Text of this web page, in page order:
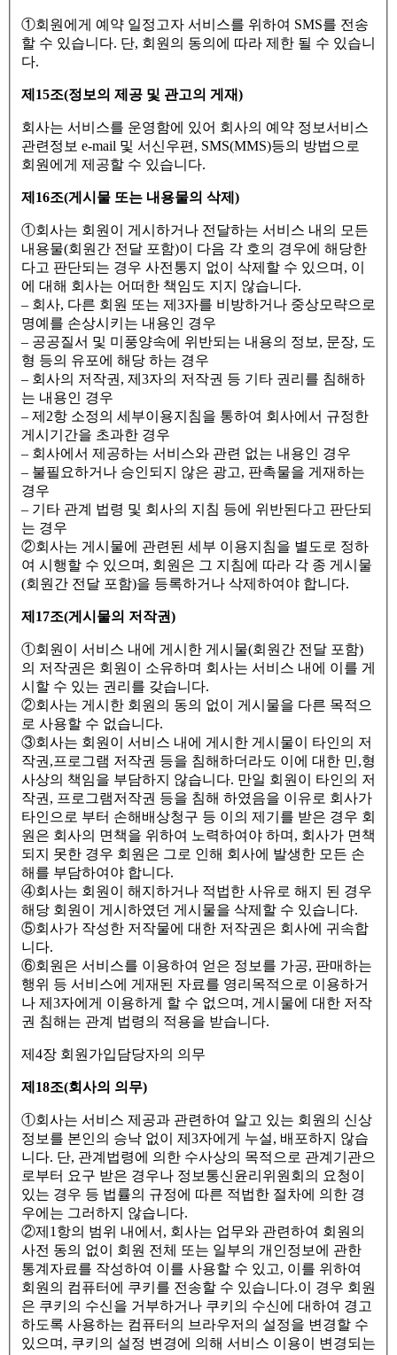
①회원에게 예약 일정고자 서비스를 위하여 SMS를 전송
할 수 있습니다. 단, 회원의 동의에 따라 제한 될 수 있습니
다.
제15조(정보의 제공 및 관고의 게재)
회사는 서비스를 운영함에 있어 회사의 예약 정보서비스
관련정보 e-mail 및 서신우편, SMS(MMS)등의 방법으로
회원에게 제공할 수 있습니다.
제16조(게시물 또는 내용물의 삭제)
①회사는 회원이 게시하거나 전달하는 서비스 내의 모든
내용물(회원간 전달 포함)이 다음 각 호의 경우에 해당한
다고 판단되는 경우 사전통지 없이 삭제할 수 있으며, 이
에 대해 회사는 어떠한 책임도 지지 않습니다.
– 회사, 다른 회원 또는 제3자를 비방하거나 중상모략으로
명예를 손상시키는 내용인 경우
– 공공질서 및 미풍양속에 위반되는 내용의 정보, 문장, 도
형 등의 유포에 해당 하는 경우
– 회사의 저작권, 제3자의 저작권 등 기타 권리를 침해하
는 내용인 경우
– 제2항 소정의 세부이용지침을 통하여 회사에서 규정한
게시기간을 초과한 경우
– 회사에서 제공하는 서비스와 관련 없는 내용인 경우
– 불필요하거나 승인되지 않은 광고, 판촉물을 게재하는
경우
– 기타 관계 법령 및 회사의 지침 등에 위반된다고 판단되
는 경우
②회사는 게시물에 관련된 세부 이용지침을 별도로 정하
여 시행할 수 있으며, 회원은 그 지침에 따라 각 종 게시물
(회원간 전달 포함)을 등록하거나 삭제하여야 합니다.
제17조(게시물의 저작권)
①회원이 서비스 내에 게시한 게시물(회원간 전달 포함)
의 저작권은 회원이 소유하며 회사는 서비스 내에 이를 게
시할 수 있는 권리를 갖습니다.
②회사는 게시한 회원의 동의 없이 게시물을 다른 목적으
로 사용할 수 없습니다.
③회사는 회원이 서비스 내에 게시한 게시물이 타인의 저
작권,프로그램 저작권 등을 침해하더라도 이에 대한 민,형
사상의 책임을 부담하지 않습니다. 만일 회원이 타인의 저
작권, 프로그램저작권 등을 침해 하였음을 이유로 회사가
타인으로 부터 손해배상청구 등 이의 제기를 받은 경우 회
원은 회사의 면책을 위하여 노력하여야 하며, 회사가 면책
되지 못한 경우 회원은 그로 인해 회사에 발생한 모든 손
해를 부담하여야 합니다.
④회사는 회원이 해지하거나 적법한 사유로 해지 된 경우
해당 회원이 게시하였던 게시물을 삭제할 수 있습니다.
⑤회사가 작성한 저작물에 대한 저작권은 회사에 귀속합
니다.
⑥회원은 서비스를 이용하여 얻은 정보를 가공, 판매하는
행위 등 서비스에 게재된 자료를 영리목적으로 이용하거
나 제3자에게 이용하게 할 수 없으며, 게시물에 대한 저작
권 침해는 관계 법령의 적용을 받습니다.
제4장 회원가입담당자의 의무
제18조(회사의 의무)
①회사는 서비스 제공과 관련하여 알고 있는 회원의 신상
정보를 본인의 승낙 없이 제3자에게 누설, 배포하지 않습
니다. 단, 관계법령에 의한 수사상의 목적으로 관계기관으
로부터 요구 받은 경우나 정보통신윤리위원회의 요청이
있는 경우 등 법률의 규정에 따른 적법한 절차에 의한 경
우에는 그러하지 않습니다.
②제1항의 범위 내에서, 회사는 업무와 관련하여 회원의
사전 동의 없이 회원 전체 또는 일부의 개인정보에 관한
통계자료를 작성하여 이를 사용할 수 있고, 이를 위하여
회원의 컴퓨터에 쿠키를 전송할 수 있습니다.이 경우 회원
은 쿠키의 수신을 거부하거나 쿠키의 수신에 대하여 경고
하도록 사용하는 컴퓨터의 브라우저의 설정을 변경할 수
있으며, 쿠키의 설정 변경에 의해 서비스 이용이 변경되는